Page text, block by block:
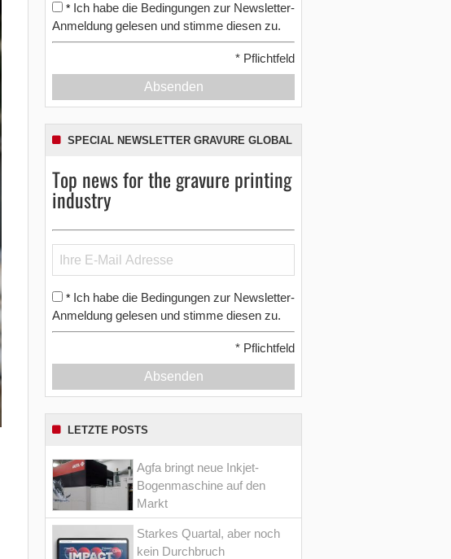
* Ich habe die Bedingungen zur Newsletter-
Anmeldung gelesen und stimme diesen zu.
* Pflichtfeld
Absenden
SPECIAL NEWSLETTER GRAVURE GLOBAL
Top news for the gravure printing
industry
* Ich habe die Bedingungen zur Newsletter-
Anmeldung gelesen und stimme diesen zu.
* Pflichtfeld
Absenden
LETZTE POSTS
Agfa bringt neue Inkjet-
Bogenmaschine auf den
Markt
Starkes Quartal, aber noch
kein Durchbruch